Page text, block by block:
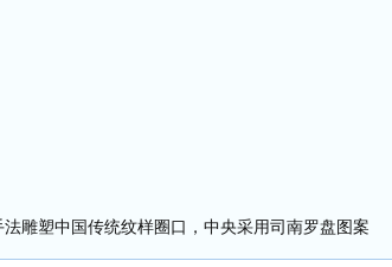
雕塑中国传统纹样圈口，中央采用司南罗盘图案